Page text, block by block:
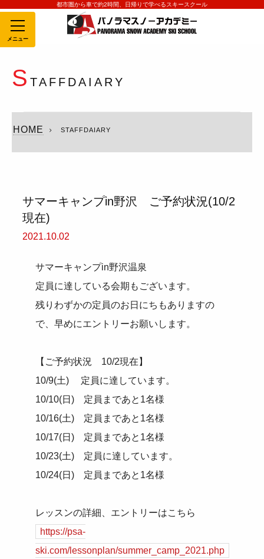
都市圏から車で約2時間、日帰りで学べるスキースクール
MENU
S TAFFDAIARY
HOME STAFFDAIARY
サマーキャンプin野沢 ご予約状況(10/2
現在)
2021.10.02
サマーキャンプin野沢温泉
定員に達している会期もございます。
残りわずかの定員のお日にちもありますの
で、早めにエントリーお願いします。
【ご予約状況 10/2現在】
10/9(土) 定員に達しています。
10/10(日) 定員まであと1名様
10/16(土) 定員まであと1名様
10/17(日) 定員まであと1名様
10/23(土) 定員に達しています。
10/24(日) 定員まであと1名様
レッスンの詳細、エントリーはこちら
https://psa-
ski.com/lessonplan/summer_camp_2021.php